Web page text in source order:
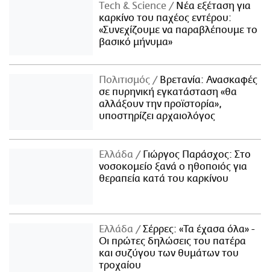
Τech & Science
Νέα εξέταση για
καρκίνο του παχέος εντέρου:
«Συνεχίζουμε να παραβλέπουμε το
βασικό μήνυμα»
Πολιτισμός
Βρετανία: Ανασκαφές
σε πυρηνική εγκατάσταση «θα
αλλάξουν την προϊστορία»,
υποστηρίζει αρχαιολόγος
Ελλάδα
Γιώργος Παράσχος: Στο
νοσοκομείο ξανά ο ηθοποιός για
θεραπεία κατά του καρκίνου
Ελλάδα
Σέρρες: «Τα έχασα όλα» -
Οι πρώτες δηλώσεις του πατέρα
και συζύγου των θυμάτων του
τροχαίου